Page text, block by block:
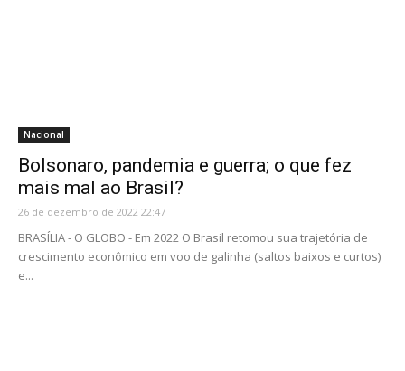
Nacional
Bolsonaro, pandemia e guerra; o que fez
mais mal ao Brasil?
26 de dezembro de 2022 22:47
BRASÍLIA - O GLOBO - Em 2022 O Brasil retomou sua trajetória de
crescimento econômico em voo de galinha (saltos baixos e curtos)
e...